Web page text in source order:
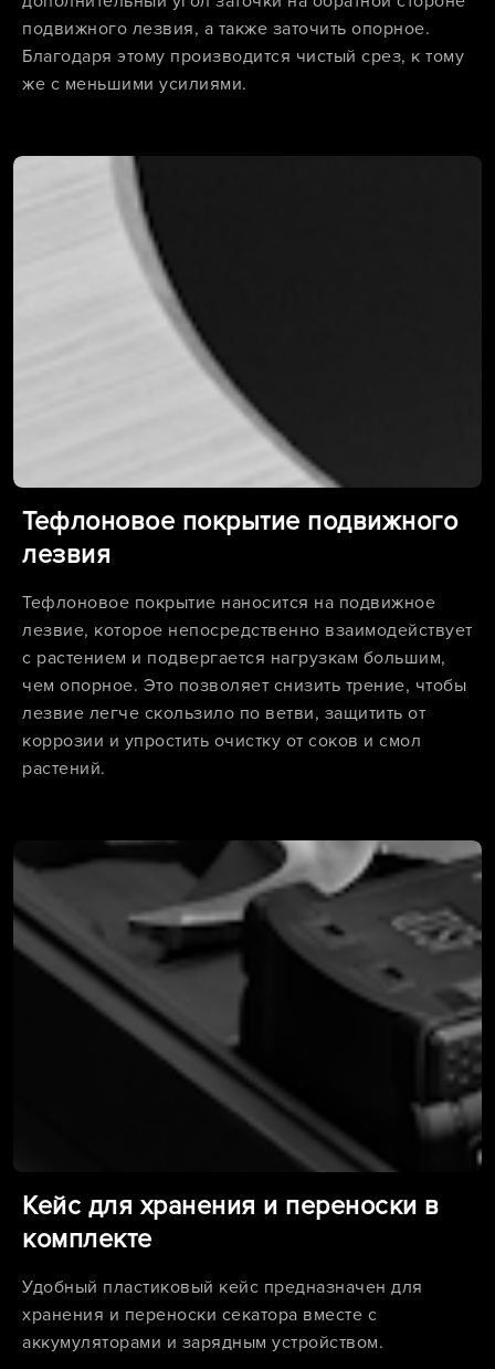
подвижного лезвия, а также заточить опорное.
Благодаря этому производится чистый срез, к тому
же с меньшими усилиями.
Тефлоновое покрытие подвижного
лезвия
Тефлоновое покрытие наносится на подвижное
лезвие, которое непосредственно взаимодействует
с растением и подвергается нагрузкам большим,
чем опорное. Это позволяет снизить трение, чтобы
лезвие легче скользило по ветви, защитить от
коррозии и упростить очистку от соков и смол
растений.
Кейс для хранения и переноски в
комплекте
Удобный пластиковый кейс предназначен для
хранения и переноски секатора вместе с
аккумуляторами и зарядным устройством.